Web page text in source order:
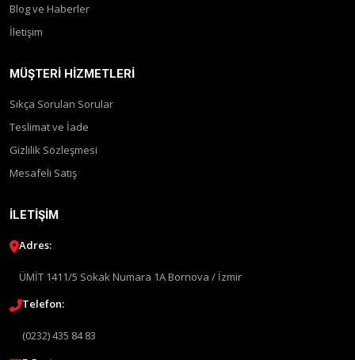
Blog ve Haberler
İletişim
MÜŞTERI HIZMETLERI
Sıkça Sorulan Sorular
Teslimat ve İade
Gizlilik Sözleşmesi
Mesafeli Satış
İLETIŞIM
Adres:
ÜMİT 1411/5 Sokak Numara 1A Bornova / İzmir
Telefon:
(0232) 435 84 83